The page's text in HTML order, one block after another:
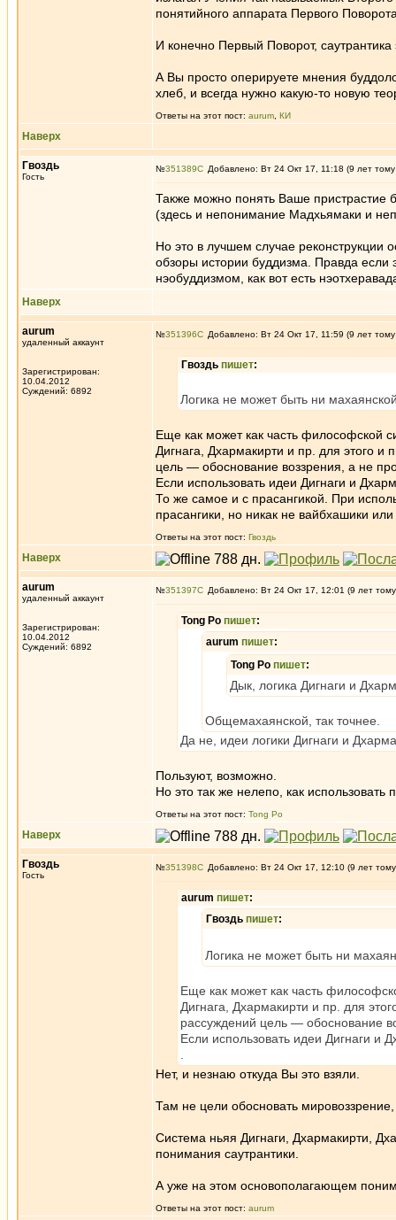
понятийного аппарата Первого
И конечно Первый Поворот,
А Вы просто оперируете мнения
хлеб, и всегда нужно какую-то новую
Ответы на этот пост: aurum КИ
Наверх
Гвоздь
Гость
№351389 Добавлено: Вт 24 Окт 17, 11:18 (9 лет
Также можно понять Ваше пристрастие
(здесь и непонимание Мадхьямаки и
Но это в лучшем случае реконструкции
обзоры истории буддизма. Правда если
нэобуддизмом, как вот есть
Наверх
aurum
удаленный аккаунт
Зарегистрирован:
10.04.2012
Суждений: 6892
№351396 Добавлено: Вт 24 Окт 17, 11:59 (9 лет
Гвоздь пишет:
Логика не может быть ни
Еще как может как часть философской
Дигнага, Дхармакирти и пр. для этого и
цель — обоснование воззрения, а не
Если использовать идеи Дигнаги и
То же самое и с прасангикой. При
прасангики, но никак не вайбхашики или
Ответы на этот пост: Гвоздь
Наверх
aurum
удаленный аккаунт
Зарегистрирован:
10.04.2012
Суждений: 6892
№351397 Добавлено: Вт 24 Окт 17, 12:01 (9 лет
Tong Po пишет:
aurum пишет:
Tong Po пишет:
Дык, логика Дигнаги и
Общемахаянской, так точнее.
Да не, идеи логики Дигнаги и
Пользуют, возможно.
Но это так же нелепо, как
Ответы на этот пост: Tong Po
Наверх
Гвоздь
Гость
№351398 Добавлено: Вт 24 Окт 17, 12:10 (9 лет
aurum пишет:
Гвоздь пишет:
Логика не может быть ни
Еще как может как часть
Дигнага, Дхармакирти и пр. для
рассуждений цель — обоснование
Если использовать идеи Дигнаги
Нет, и незнаю откуда Вы это взяли.
Там не цели обосновать
Система ньяя Дигнаги, Дхармакирти,
понимания саутрантики.
А уже на этом основополагающем
Ответы на этот пост: aurum